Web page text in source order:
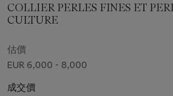
COLLIER PERLES FINES ET
CULTURE
估價
EUR 6,000 - 8,000
成交價